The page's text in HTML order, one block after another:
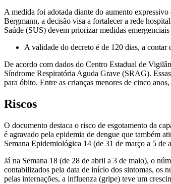
A medida foi adotada diante do aumento
Bergmann, a decisão visa a fortalecer a rede
Saúde (SUS) devem priorizar medidas
A validade do decreto é de 120 dias, a contar
De acordo com dados do Centro Estadual de
Síndrome Respiratória Aguda Grave (SRAG).
para óbito. Entre as crianças menores de cinco
Riscos
O documento destaca o risco de esgotamento da
é agravado pela epidemia de dengue que também
Semana Epidemiológica 14 (de 31 de março a 5 de
Já na Semana 18 (de 28 de abril a 3 de maio), o
contabilizados pela data de início dos sintomas, os
pelas internações, a influenza (gripe) teve um